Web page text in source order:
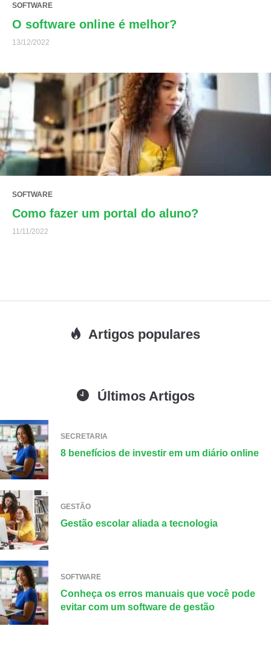
SOFTWARE
O software online é melhor?
13/12/2022
SOFTWARE
Como fazer um portal do aluno?
11/11/2022
Artigos populares
Últimos Artigos
SECRETARIA
8 benefícios de investir em um diário online
GESTÃO
Gestão escolar aliada a tecnologia
SOFTWARE
Conheça os erros manuais que você pode
evitar com um software de gestão